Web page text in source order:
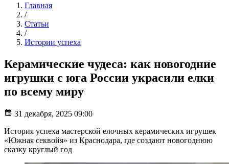
Главная
/
Статьи
/
Истории успеха
Керамические чудеса: как новогодние
игрушки с юга России украсили елки
по всему миру
31 декабря, 2025 09:00
История успеха мастерской елочных керамических игрушек
«Южная секвойя» из Краснодара, где создают новогоднюю
сказку круглый год